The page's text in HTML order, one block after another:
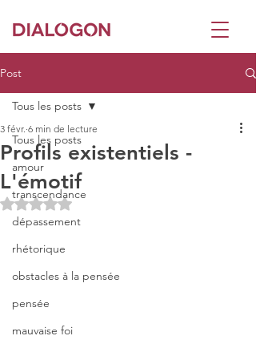
Post
Tous les posts
amour
transcendance
dépassement
rhétorique
obstacles à la pensée
pensée
mauvaise foi
Tous les posts
Profils existentiels -
L'émotif
3 févr. 6 min de lecture
Noté NaN étoiles sur 5.